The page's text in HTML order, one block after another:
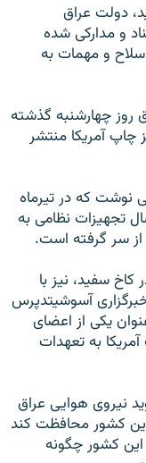
دولت عراق
و مدارکی شده
سلاح و مهمات به
روز چهارشنبه گذشته
چاپ آمریکا منتشر
نوشت که در تیرماه
تجهیزات نظامی به
از سر گرفته است.
سفید، نیز با
آسوشیتدپرس
یکی از اعضای
به تعهدات
نیروی هوایی عراق
کشور محافظت کند
کشور چگونه